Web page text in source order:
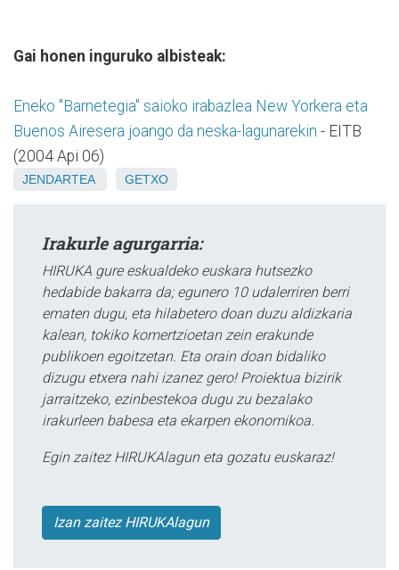
Gai honen inguruko albisteak:
Eneko "Barnetegia" saioko irabazlea New Yorkera eta
Buenos Airesera joango da neska-lagunarekin - EITB
(2004 Api 06)
JENDARTEA GETXO
Irakurle agurgarria:
HIRUKA gure eskualdeko euskara hutsezko
hedabide bakarra da; egunero 10 udalerriren berri
ematen dugu, eta hilabetero doan duzu aldizkaria
kalean, tokiko komertzioetan zein erakunde
publikoen egoitzetan. Eta orain doan bidaliko
dizugu etxera nahi izanez gero! Proiektua bizirik
jarraitzeko, ezinbestekoa dugu zu bezalako
irakurleen babesa eta ekarpen ekonomikoa.
Egin zaitez HIRUKAlagun eta gozatu euskaraz!
Izan zaitez HIRUKAlagun